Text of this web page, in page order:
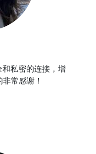
私密的连接，增
常感谢！